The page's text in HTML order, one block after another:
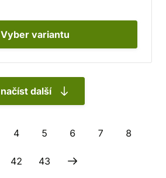
Vyber variantu
načíst další
4 5 6 7 8
42 43